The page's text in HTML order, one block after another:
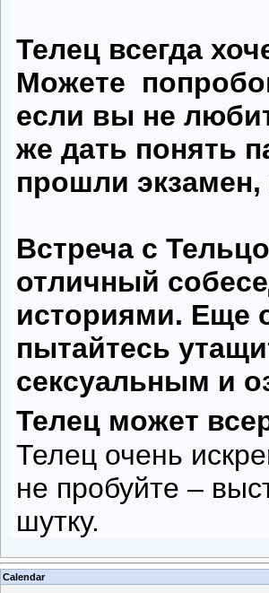
Телец всегда
Можете
если вы не
же дать понять
прошли экзамен,
Встреча с
отличный
историями. Еще
пытайтесь
сексуальным и
Телец может
Телец очень
не пробуйте –
шутку.
Calendar